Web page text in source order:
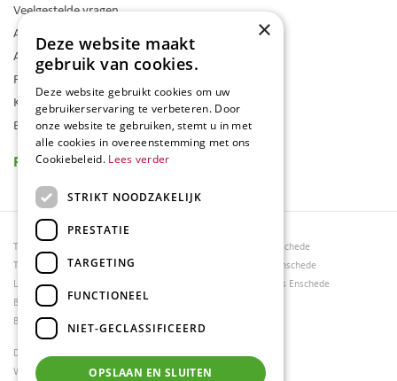
Veelgestelde vragen
Algemene voorwaarden
Assortiment
Folder
Klantenkaart
Blog
Reviews
Tuincentrum Borghuis
Tuinmeubels
Loungesets
Bloemen
Barbecues
Tuinmeubels Enschede
Tuinmeubelen Enschede
Woonaccessoires Enschede
Dierenwinkel Enschede
Weber bbq kopen Hengelo
×
Deze website maakt
gebruik van cookies.
Deze website gebruikt cookies om uw
gebruikerservaring te verbeteren. Door
onze website te gebruiken, stemt u in met
alle cookies in overeenstemming met ons
Cookiebeleid. Lees verder
STRIKT NOODZAKELIJK
PRESTATIE
TARGETING
FUNCTIONEEL
NIET-GECLASSIFICEERD
OPSLAAN EN SLUITEN